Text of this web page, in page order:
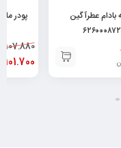
بادام عطرآگین
پودر
107.880
101.700